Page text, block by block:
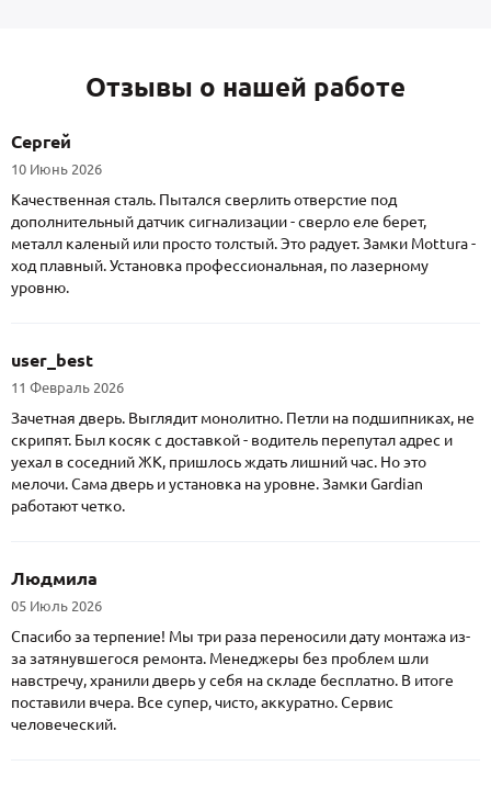
Отзывы о нашей работе
Сергей
10 Июнь 2026
Качественная сталь. Пытался сверлить отверстие под
дополнительный датчик сигнализации - сверло еле берет,
металл каленый или просто толстый. Это радует. Замки Mottura -
ход плавный. Установка профессиональная, по лазерному
уровню.
user_best
11 Февраль 2026
Зачетная дверь. Выглядит монолитно. Петли на подшипниках, не
скрипят. Был косяк с доставкой - водитель перепутал адрес и
уехал в соседний ЖК, пришлось ждать лишний час. Но это
мелочи. Сама дверь и установка на уровне. Замки Gardian
работают четко.
Людмила
05 Июль 2026
Спасибо за терпение! Мы три раза переносили дату монтажа из-
за затянувшегося ремонта. Менеджеры без проблем шли
навстречу, хранили дверь у себя на складе бесплатно. В итоге
поставили вчера. Все супер, чисто, аккуратно. Сервис
человеческий.